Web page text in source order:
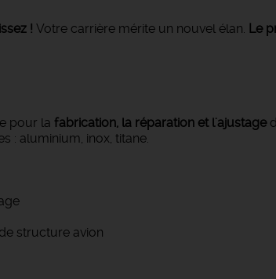
! Votre carrière mérite un nouvel élan. Le
pour la fabrication, la réparation et l'ajustage
: aluminium, inox, titane.
structure avion